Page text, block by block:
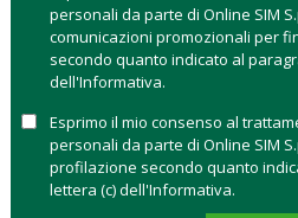
l’ultima mossa di Trump e
fare i conti in vista del lungo
Borsa americana e, come
Per Paresh Upadhyaya, Director
portfolio manager diAmundi,
verso la rielezionerimane
per un altro mandato non sono
personali da parte di Online SIM
comunicazioni promozionali per
secondo quanto indicato al
dell'Informativa.
Esprimo il mio consenso al
personali da parte di Online SIM
profilazione secondo quanto
lettera (c) dell'Informativa.